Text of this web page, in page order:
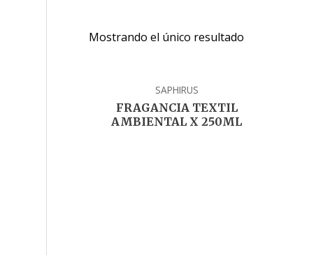
Mostrando el único resultado
SAPHIRUS
FRAGANCIA TEXTIL
AMBIENTAL X 250ML